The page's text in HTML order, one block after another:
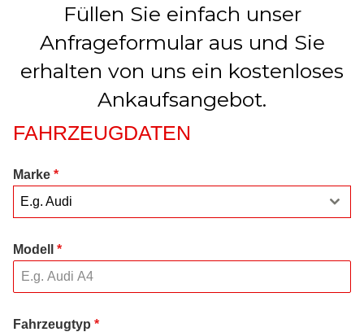
Füllen Sie einfach unser
Anfrageformular aus und Sie
erhalten von uns ein kostenloses
Ankaufsangebot.
FAHRZEUGDATEN
Marke *
E.g. Audi
Modell *
Fahrzeugtyp *